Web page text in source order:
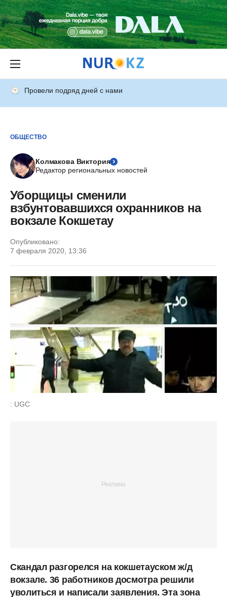
Провели подряд дней с нами
ОБЩЕСТВО
Колмакова Виктория
Редактор региональных новостей
Уборщицы сменили
взбунтовавшихся охранников на
вокзале Кокшетау
Опубликовано:
7 февраля 2020, 13:36
: UGC
Скандал разгорелся на кокшетауском ж/д
вокзале. 36 работников досмотра решили
уволиться и написали заявления. Эта зона